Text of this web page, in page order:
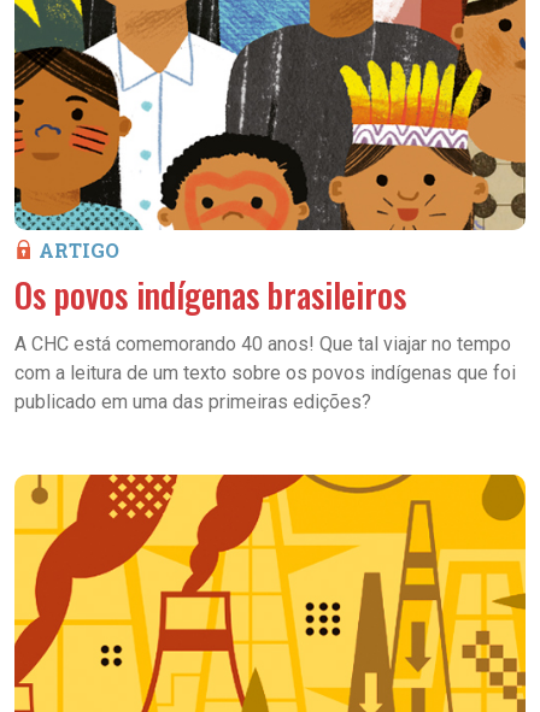
ARTIGO
Os povos indígenas brasileiros
A CHC está comemorando 40 anos! Que tal viajar no tempo
com a leitura de um texto sobre os povos indígenas que foi
publicado em uma das primeiras edições?